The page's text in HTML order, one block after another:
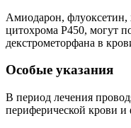
Амиодарон,
цитохрома P450, могут
декстрометорфана в
Особые указания
В период лечения
периферической крови и